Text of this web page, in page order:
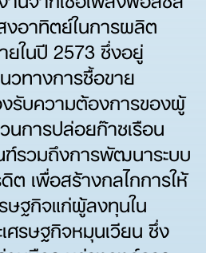
อาทิตย์ในการผลิต
ในปี 2573 ซึ่งอยู่
วทางการซื้อขาย
รับความต้องการของผู้
การปล่อยก๊าซเรือน
รวมถึงการพัฒนาระบบ
ต เพื่อสร้างกลไกการให้
ฐกิจแก่ผู้ลงทุนใน
ศรษฐกิจหมุนเวียน ซึ่ง